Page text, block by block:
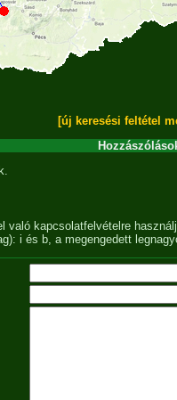
[új keresési feltétel
való kapcsolatfelvételre
i és b, a megengedett